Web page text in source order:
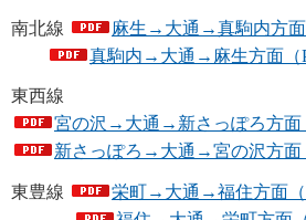
南北線
麻生→大通→真駒内方面
真駒内→大通→麻生方面（
東西線
宮の沢→大通→新さっぽろ方面
新さっぽろ→大通→宮の沢方面
東豊線
栄町→大通→福住方面（